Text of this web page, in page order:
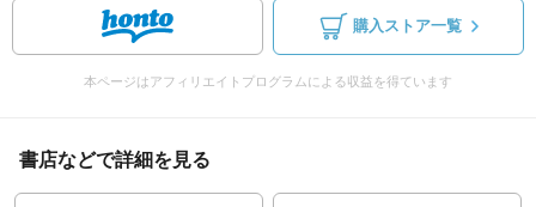
購入ストア一覧
本ページはアフィリエイトプログラムによる収益を得ています
書店などで詳細を見る